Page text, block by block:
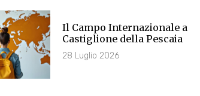
Il Campo Internazionale a
Castiglione della Pescaia
28 Luglio 2026